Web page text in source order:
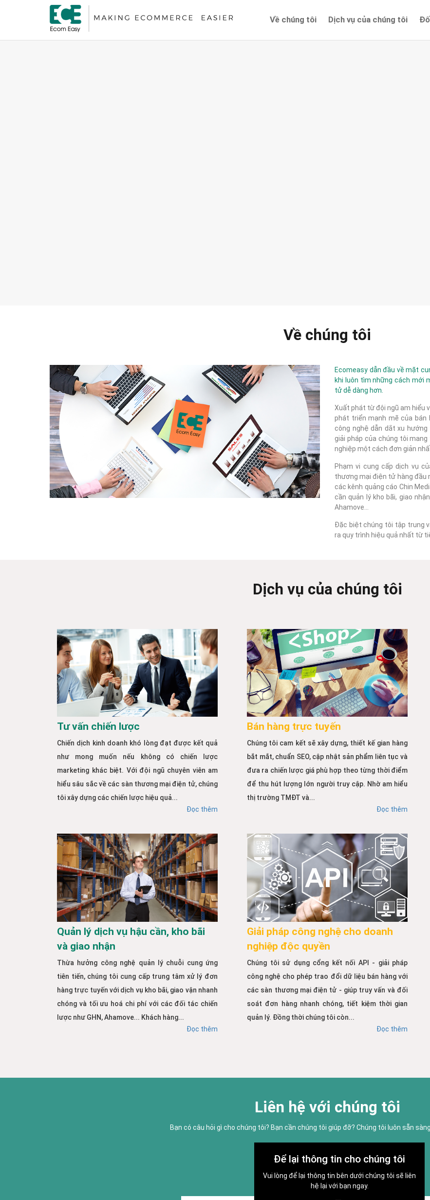
Về chúng tôi Dịch vụ của chúng tôi
Về chúng tôi
Ecomeasy dẫn đầu về mặt
khi luôn tìm những cách mới
tử dễ dàng hơn.
Xuất phát từ đội ngũ am hiểu
phát triển mạnh mẽ của
công nghệ dẫn dắt xu
giải pháp của chúng tôi
nghiệp một cách đơn giản
Phạm vi cung cấp dịch vụ
thương mại điện tử hàng đầu
các kênh quảng cáo Chin
cần quản lý kho bãi, giao
Ahamove...
Đặc biệt chúng tôi tập trung
ra quy trình hiệu quả nhất từ
Dịch vụ của chúng tôi
Tư vấn chiến lược
Chiến dịch kinh doanh khó lòng đạt được kết quả
như mong muốn nếu không có chiến lược
marketing khác biệt. Với đội ngũ chuyên viên am
hiểu sâu sắc về các sàn thương mại điện tử, chúng
tôi xây dựng các chiến lược hiệu quả...
Đọc thêm
Bán hàng trực tuyến
Chúng tôi cam kết sẽ xây dựng, thiết kế gian hàng
bắt mắt, chuẩn SEO, cập nhật sản phẩm liên tục và
đưa ra chiến lược giá phù hợp theo từng thời điểm
để thu hút lượng lớn người truy cập. Nhờ am hiểu
thị trường TMĐT và...
Đọc thêm
Quản lý dịch vụ hậu cần, kho bãi
và giao nhận
Thừa hưởng công nghệ quản lý chuỗi cung ứng
tiên tiến, chúng tôi cung cấp trung tâm xử lý đơn
hàng trực tuyến với dịch vụ kho bãi, giao vận nhanh
chóng và tối ưu hoá chi phí với các đối tác chiến
lược như GHN, Ahamove... Khách hàng...
Đọc thêm
Giải pháp công nghệ cho doanh
nghiệp độc quyền
Chúng tôi sử dụng cổng kết nối API - giải pháp
công nghệ cho phép trao đổi dữ liệu bán hàng với
các sàn thương mại điện tử - giúp truy vấn và đối
soát đơn hàng nhanh chóng, tiết kiệm thời gian
quản lý. Đồng thời chúng tôi còn...
Đọc thêm
Liên hệ với chúng tôi
Bạn có câu hỏi gì cho chúng tôi? Bạn cần chúng tôi giúp đỡ? Chúng tôi luôn sẵn
Để lại thông tin cho chúng tôi
Vui lòng để lại thông tin bên dưới chúng tôi sẽ liên
hệ lại với bạn ngay.